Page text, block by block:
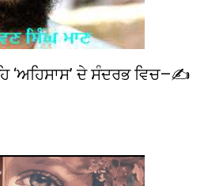
‘ਅਹਿਸਾਸ’ ਦੇ ਸੰਦਰਭ ਵਿਚ—✍️